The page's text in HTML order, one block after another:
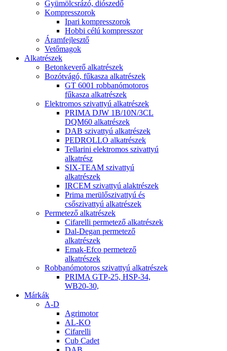
Gyümölcsrázó, diószedő
Kompresszorok
Ipari kompresszorok
Hobbi célú kompresszor
Áramfejlesztő
Vetőmagok
Alkatrészek
Betonkeverő alkatrészek
Bozótvágó, fűkasza alkatrészek
GT 6001 robbanómotoros
fűkasza alkatrészek
Elektromos szivattyú alkatrészek
PRIMA DJW 1B/10N/3CL
DQM60 alkatrészek
DAB szivattyú alkatrészek
PEDROLLO alkatrészek
Tellarini elektromos szivattyú
alkatrész
SIX-TEAM szivattyú
alkatrészek
IRCEM szivattyú alaktrészek
Prima merülőszivattyú és
csőszivattyú alkatrészek
Permetező alkatrészek
Cifarelli permetező alkatrészek
Dal-Degan permetező
alkatrészek
Emak-Efco permetező
alkatrészek
Robbanómotoros szivattyú alkatrészek
PRIMA GTP-25, HSP-34,
WB20-30,
Márkák
A-D
Agrimotor
AL-KO
Cifarelli
Cub Cadet